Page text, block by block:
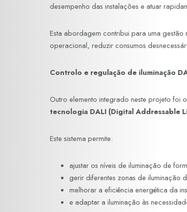
desempenho das instalações e atuar
Esta abordagem contribui para uma
operacional, reduzir consumos
Controlo e regulação de iluminação
Outro elemento integrado neste projeto foi o
tecnologia DALI (Digital Addressable
Este sistema permite:
ajustar os níveis de iluminação de
gerir diferentes zonas de iluminação
melhorar a eficiência energética da
e adaptar a iluminação às